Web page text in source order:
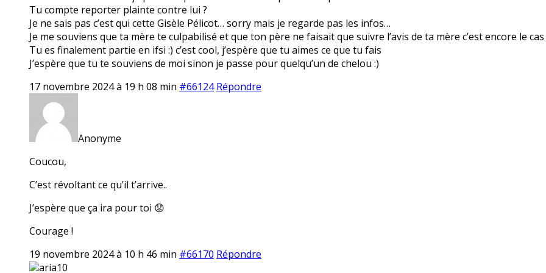
Tu compte reporter plainte contre lui ?
Je ne sais pas c’est qui cette Gisèle Pélicot… sorry mais je regarde pas les infos…
Je me souviens que ta mère te culpabilisé et que ton père ne faisait que suivre l’avis de ta mère c’est encore le cas
Tu es finalement partie en ifsi :) c’est cool, j’espère que tu aimes ce que tu fais
J’espère que tu te souviens de moi sinon je passe pour quelqu’un de chelou :)
17 novembre 2024 à 19 h 08 min #66124 Répondre
Anonyme
Coucou,
C’est révoltant ce qu’il t’arrive..
J’espère que ça ira pour toi 😟
Courage !
19 novembre 2024 à 10 h 46 min #66170 Répondre
aria10